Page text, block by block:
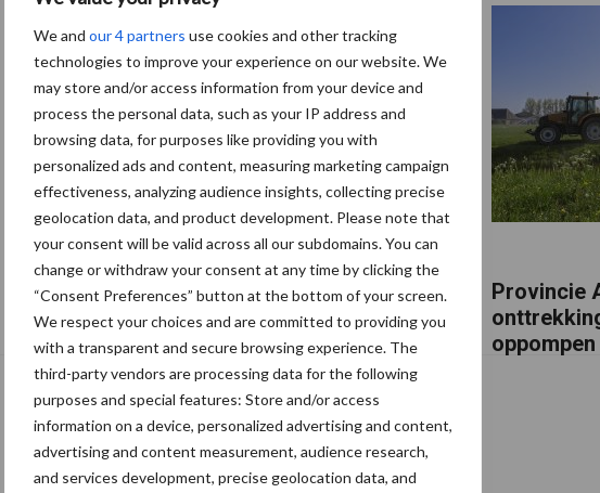
We and our 4 partners use cookies and other tracking
technologies to improve your experience on our website. We
may store and/or access information from your device and
process the personal data, such as your IP address and
browsing data, for purposes like providing you with
personalized ads and content, measuring marketing campaign
effectiveness, analyzing audience insights, collecting precise
geolocation data, and product development. Please note that
your consent will be valid across all our subdomains. You can
change or withdraw your consent at any time by clicking the
“Consent Preferences” button at the bottom of your screen.
We respect your choices and are committed to providing you
with a transparent and secure browsing experience. The
third-party vendors are processing data for the following
purposes and special features: Store and/or access
information on a device, personalized advertising and content,
advertising and content measurement, audience research,
and services development, precise geolocation data, and
Nieuwe compacte gedragen
pootcombinatie van AVR
Provincie